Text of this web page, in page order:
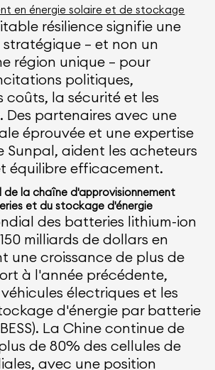
en énergie solaire et de stockage
résilience signifie une
— et non un
région unique — pour
politiques,
la sécurité et les
Des partenaires avec une
éprouvée et une expertise
Sunpal, aident les acheteurs
équilibre efficacement.
la chaîne d'approvisionnement
et du stockage d'énergie
des batteries lithium-ion
milliards de dollars en
une croissance de plus de
à l'année précédente,
électriques et les
d'énergie par batterie
La Chine continue de
de 80% des cellules de
avec une position